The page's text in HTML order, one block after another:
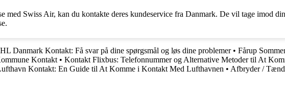
med Swiss Air, kan du kontakte deres kundeservice fra Danmark. De vil tage imod
Danmark Kontakt: Få svar på dine spørgsmål og løs dine problemer• Fårup
Kontakt • Kontakt Flixbus: Telefonnummer og Alternative Metoder til At
Kontakt: En Guide til At Komme i Kontakt Med Lufthavnen • Afbryder /